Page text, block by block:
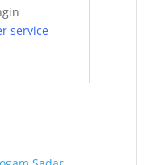
service